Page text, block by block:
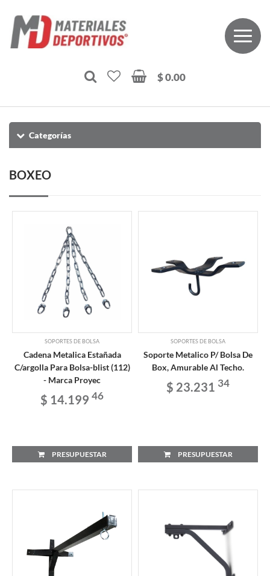
$ 0.00
Categorías
BOXEO
SOPORTES DE BOLSA
Cadena Metalica Estañada
C/argolla Para Bolsa-blist (112)
- Marca Proyec
$ 14.199 46
PRESUPUESTAR
SOPORTES DE BOLSA
Soporte Metalico P/ Bolsa De
Box, Amurable Al Techo.
$ 23.231 34
PRESUPUESTAR